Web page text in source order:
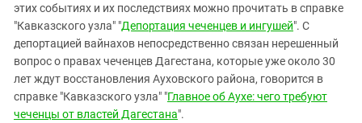
этих событиях и их последствиях можно прочитать в справке
"Кавказского узла" "Депортация чеченцев и ингушей". С
депортацией вайнахов непосредственно связан нерешенный
вопрос о правах чеченцев Дагестана, которые уже около 30
лет ждут восстановления Ауховского района, говорится в
справке "Кавказского узла" "Главное об Аухе: чего требуют
чеченцы от властей Дагестана".